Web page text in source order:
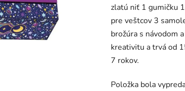
zlatú niť 1 gumičku
pre veštcov 3
brožúra s návodom
kreativitu a trvá od
7 rokov.
Položka bola